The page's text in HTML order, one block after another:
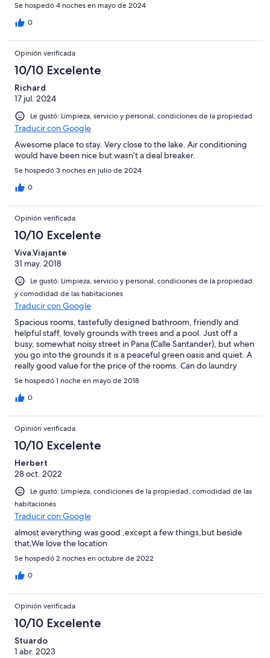
Se hospedó 4 noches en mayo de 2024
0
Opinión verificada
10/10 Excelente
Richard
17 jul. 2024
Le gustó: Limpieza, servicio y personal, condiciones de la propiedad
Traducir con Google
Awesome place to stay. Very close to the lake. Air conditioning
would have been nice but wasn’t a deal breaker.
Se hospedó 3 noches en julio de 2024
0
Opinión verificada
10/10 Excelente
Viva.Viajante
31 may. 2018
Le gustó: Limpieza, servicio y personal, condiciones de la propiedad
y comodidad de las habitaciones
Traducir con Google
Spacious rooms, tastefully designed bathroom, friendly and
helpful staff, lovely grounds with trees and a pool. Just off a
busy, somewhat noisy street in Pana (Calle Santander), but when
you go into the grounds it is a peaceful green oasis and quiet. A
really good value for the price of the rooms. Can do laundry
(blouse = Q.5)/ Restaurant onsite, breakfast was included and
good, and dinner (Italian pasta is specialty; was told the hotel
owner is Italian) was delicious.
Se hospedó 1 noche en mayo de 2018
0
Opinión verificada
10/10 Excelente
Herbert
28 oct. 2022
Le gustó: Limpieza, condiciones de la propiedad, comodidad de las
habitaciones
Traducir con Google
almost everything was good ,except a few things,but beside
that,We love the location
Se hospedó 2 noches en octubre de 2022
0
Opinión verificada
10/10 Excelente
Stuardo
1 abr. 2023